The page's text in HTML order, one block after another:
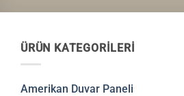
ÜRÜN KATEGORILERI
Amerikan Duvar Paneli